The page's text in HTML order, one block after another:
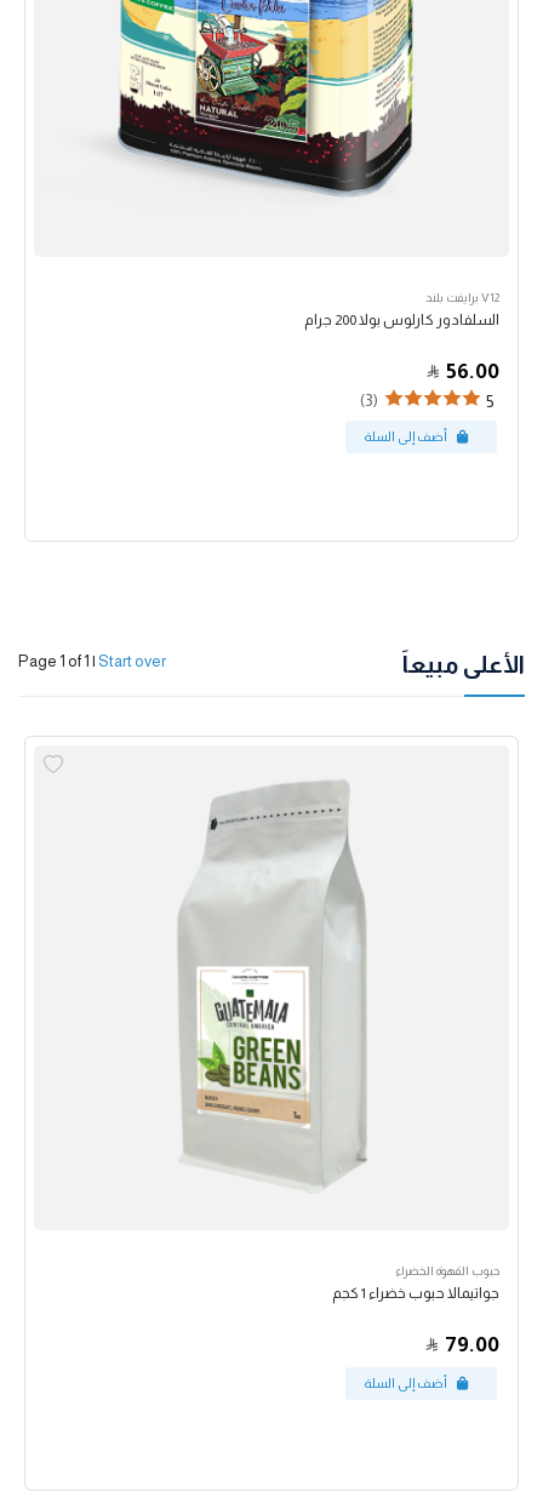
V12 برايفت بلند
السلفادور كارلوس بولا 200 جرام
56.00
5
(3)
الأعلى مبيعاً Page 1 of 1 | Start over
حبوب القهوة الخضراء
جواتيمالا حبوب خضراء 1 كجم
79.00